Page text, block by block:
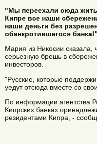
"Мы переехали сюда
Кипре все наши
наши деньги без
обанкротившегося
Мария из Никосии сказала,
серьезную брешь в
инвесторов.
"Русские, которые
уедут отсюда вместе со
По информации агентства
Кипрских банках
резидентами Кипра, -